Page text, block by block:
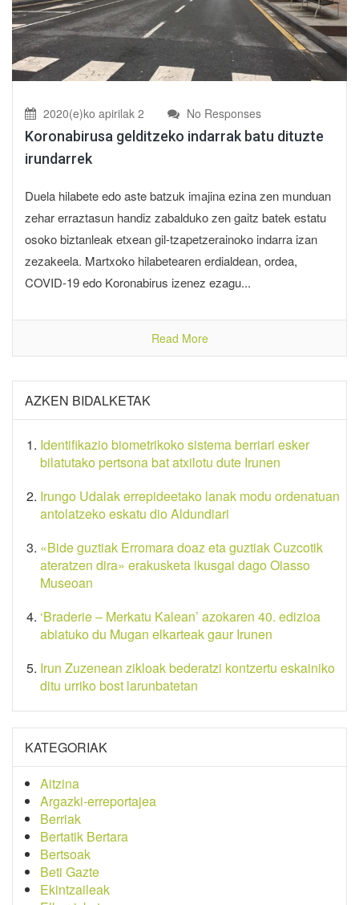
2020(e)ko apirilak 2 No Responses
Koronabirusa gelditzeko indarrak batu dituzte
irundarrek
Duela hilabete edo aste batzuk imajina ezina zen munduan
zehar erraztasun handiz zabalduko zen gaitz batek estatu
osoko biztanleak etxean gil-tzapetzerainoko indarra izan
zezakeela. Martxoko hilabetearen erdialdean, ordea,
COVID-19 edo Koronabirus izenez ezagu...
Read More
AZKEN BIDALKETAK
Identifikazio biometrikoko sistema berriari esker
bilatutako pertsona bat atxilotu dute Irunen
Irungo Udalak errepideetako lanak modu ordenatuan
antolatzeko eskatu dio Aldundiari
«Bide guztiak Erromara doaz eta guztiak Cuzcotik
ateratzen dira» erakusketa ikusgai dago Oiasso
Museoan
‘Braderie – Merkatu Kalean’ azokaren 40. edizioa
abiatuko du Mugan elkarteak gaur Irunen
Irun Zuzenean zikloak bederatzi kontzertu eskainiko
ditu urriko bost larunbatetan
KATEGORIAK
Aitzina
Argazki-erreportajea
Berriak
Bertatik Bertara
Bertsoak
Beti Gazte
Ekintzaileak